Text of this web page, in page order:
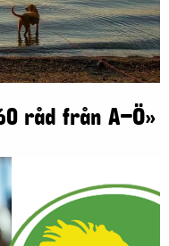
råd från A–Ö»